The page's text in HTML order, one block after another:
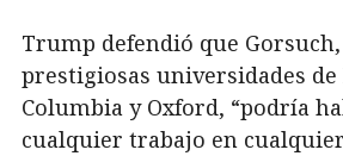
Trump defendió que
prestigiosas universidades
Columbia y Oxford, “podría
cualquier trabajo en